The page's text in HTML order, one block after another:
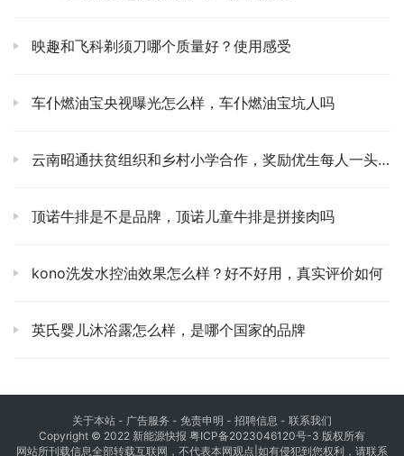
映趣和飞科剃须刀哪个质量好？使用感受
车仆燃油宝央视曝光怎么样，车仆燃油宝坑人吗
云南昭通扶贫组织和乡村小学合作，奖励优生每人一头小猪
顶诺牛排是不是品牌，顶诺儿童牛排是拼接肉吗
kono洗发水控油效果怎么样？好不好用，真实评价如何
英氏婴儿沐浴露怎么样，是哪个国家的品牌
关于本站 - 广告服务 - 免责申明 - 招聘信息 - 联系我们
Copyright © 2022 新能源快报 粤ICP备2023046120号-3 版权所有
网站所刊载信息全部转载互联网，不代表本网观点|如有侵犯到您权利，请联系